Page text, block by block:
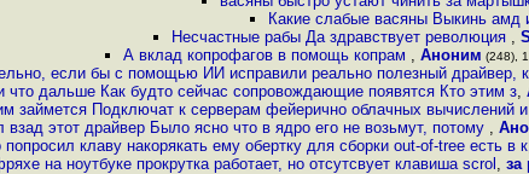
Какие слабые васяны Выкинь амд
Несчастные рабы Да здравствует революция ,
А вклад копрофагов в помощь копрам , Аноним (248),
если бы с помощью ИИ исправили реально полезный драйвер,
что дальше Как будто сейчас сопровождающие появятся Кто этим з,
займется Подключат к серверам фейерично облачных вычислений
взад этот драйвер Было ясно что в ядро его не возьмут, потому ,
попросил клаву накорякать ему обертку для сборки out-of-tree есть в к
на ноутбуке прокрутка работает, но отсутсвует клавиша scrol , за